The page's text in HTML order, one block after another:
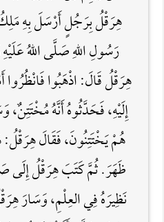
هِرَقْلُ بِرَجُلٍ أَرْسَلَ بِهِ
رَسُولِ اللَّهِ صَلَّى اللهُ
هِرَقْلُ قَالَ: اذْهَبُوا
إِلَيْهِ، فَحَدَّثُوهُ أَنَّهُ
هُمْ يَخْتَتِنُونَ، فَقَالَ
ظَهَرَ. ثُمَّ كَتَبَ هِرَقْلُ إِلَى
نَظِيرَهُ فِي العِلْمِ، وَسَارَ